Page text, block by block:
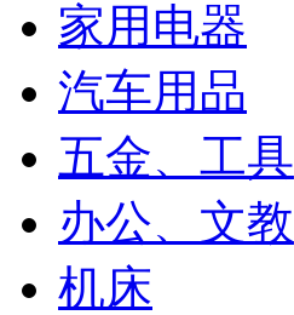
家用电器
汽车用品
五金、工具
办公、文教
机床